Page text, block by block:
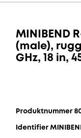
MINIBEND
(male),
GHz, 18 in,
Produktnummer
Identifier